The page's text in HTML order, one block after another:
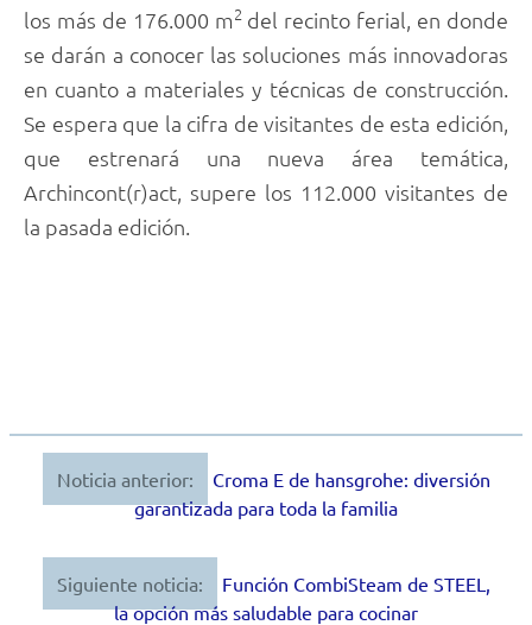
los más de 176.000 m2del recinto ferial, en donde
se darán a conocer las soluciones más innovadoras
en cuanto a materiales y técnicas de construcción.
Se espera que la cifra de visitantes de esta edición,
que estrenará una nueva área temática,
Archincont(r)act, supere los 112.000 visitantes de
la pasada edición.
Navegación
entradas
Noticia anterior:
Croma E de hansgrohe: diversión
garantizada para toda la familia
Siguiente noticia:
Función CombiSteam de STEEL,
la opción más saludable para cocinar